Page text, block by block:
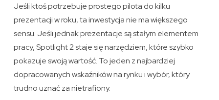
Jeśli ktoś potrzebuje prostego pilota do kilku
prezentacji w roku, ta inwestycja nie ma większego
sensu. Jeśli jednak prezentacje są stałym elementem
pracy, Spotlight 2 staje się narzędziem, które szybko
pokazuje swoją wartość. To jeden z najbardziej
dopracowanych wskaźników na rynku i wybór, który
trudno uznać za nietrafiony.